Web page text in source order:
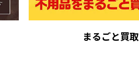
まるごと買取